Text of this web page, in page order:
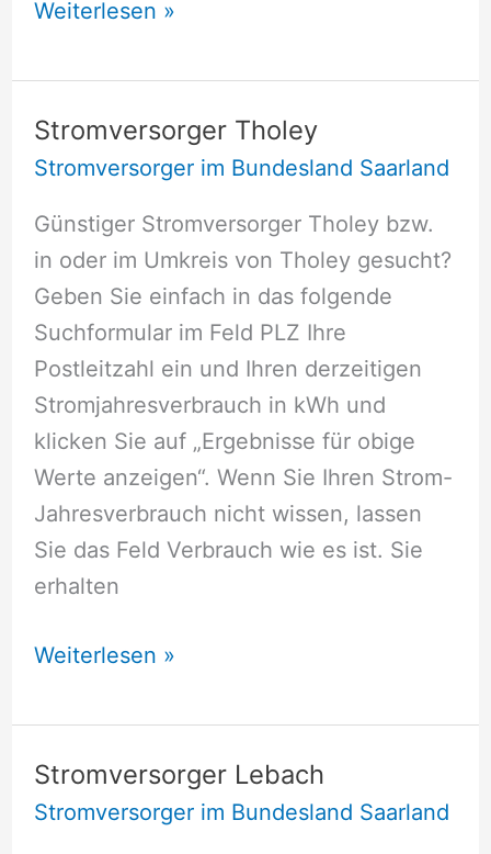
Stromversorger
Weiterlesen »
Stromversorger Tholey
Stromversorger im Bundesland Saarland
Günstiger Stromversorger Tholey bzw.
in oder im Umkreis von Tholey gesucht?
Geben Sie einfach in das folgende
Suchformular im Feld PLZ Ihre
Postleitzahl ein und Ihren derzeitigen
Stromjahresverbrauch in kWh und
klicken Sie auf „Ergebnisse für obige
Werte anzeigen“. Wenn Sie Ihren Strom-
Jahresverbrauch nicht wissen, lassen
Sie das Feld Verbrauch wie es ist. Sie
erhalten
Stromversorger
Weiterlesen »
Stromversorger Lebach
Stromversorger im Bundesland Saarland